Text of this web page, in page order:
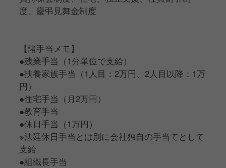
度、慶弔見舞金制度
【諸手当メモ】
●残業手当（1分単位で支給）
●扶養家族手当（1人目：2万円、2人目以降：1万
円）
●住宅手当（月2万円）
●教育手当
●休日手当（1万円）
※法廷休日手当とは別に会社独自の手当てとして
支給
●組織長手当